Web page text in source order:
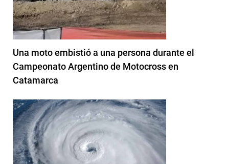
Una moto embistió a una persona durante el
Campeonato Argentino de Motocross en
Catamarca